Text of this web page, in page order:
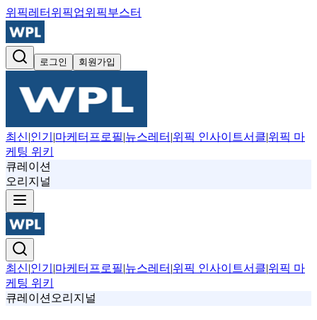
위픽레터 위픽업위픽부스터
로그인 회원가입
최신|인기 |마케터프로필|뉴스레터 |위픽 인사이트서클|위픽 마
케팅 위키
큐레이션
오리지널
최신|인기 |마케터프로필|뉴스레터 |위픽 인사이트서클|위픽 마
케팅 위키
큐레이션 오리지널